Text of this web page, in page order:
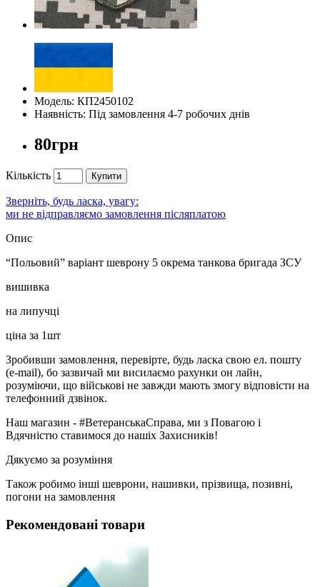
Модель: КП2450102
Наявність: Під замовлення 4-7 робочих днів
80грн
Кількість Купити
Зверніть, будь ласка, увагу:
ми не відправляємо замовлення післяплатою
Опис
“Польовий” варіант шеврону 5 окрема танкова бригада ЗСУ
вишивка
на липучці
ціна за 1шт
Зробивши замовлення, перевірте, будь ласка свою ел. пошту
(e-mail), бо зазвичай ми висилаємо рахунки он лайн,
розуміючи, що військові не завжди мають змогу відповісти на
телефонний дзвінок.
Наш магазин - #ВетеранськаСправа, ми з Повагою і
Вдячністю ставимося до нашіх Захисників!
Дякуємо за розуміння
Також робимо інші шеврони, нашивки, прізвища, позивні,
погони на замовлення
Рекомендовані товари